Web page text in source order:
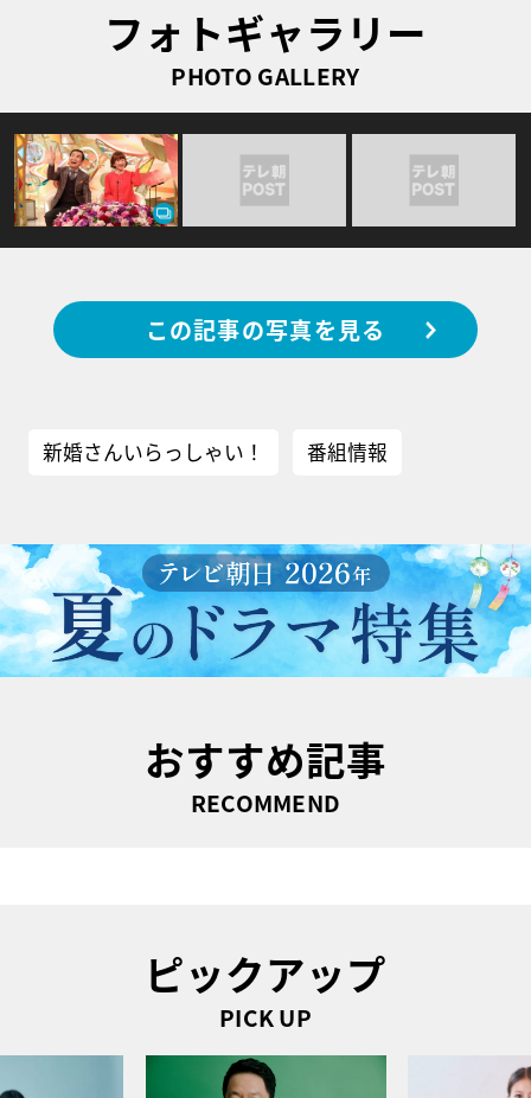
フォトギャラリー
PHOTO GALLERY
この記事の写真を見る
新婚さんいらっしゃい！ 番組情報
おすすめ記事
RECOMMEND
ピックアップ
PICK UP